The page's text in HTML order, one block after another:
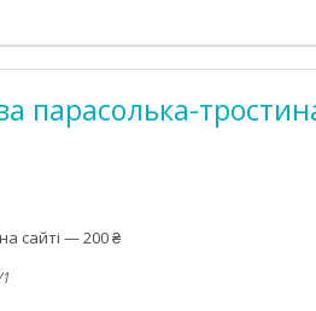
парасолька-
сайті — 200 ₴